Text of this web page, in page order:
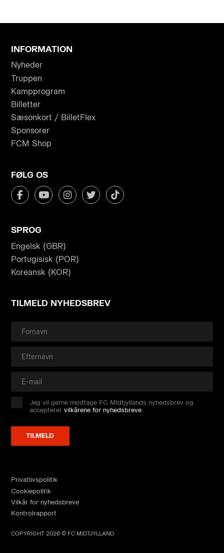
INFORMATION
Nyheder
Truppen
Kampprogram
Billetter
Sæsonkort / BilletFlex
Sponsorer
FCM Shop
FØLG OS
SPROG
Engelsk (GBR)
Portugisisk (POR)
Koreansk (KOR)
TILMELD NYHEDSBREV
Jeg vil gerne modtage FC Midtjyllands nyhedsbrev og
accepterervilkårene for nyhedsbreve.
Privatlivspolitik
Cookiepolitik
Vilkår for nyhedsbreve
Kontrolrapport
COPYRIGHT 2026 © FC MIDTJYLLAND